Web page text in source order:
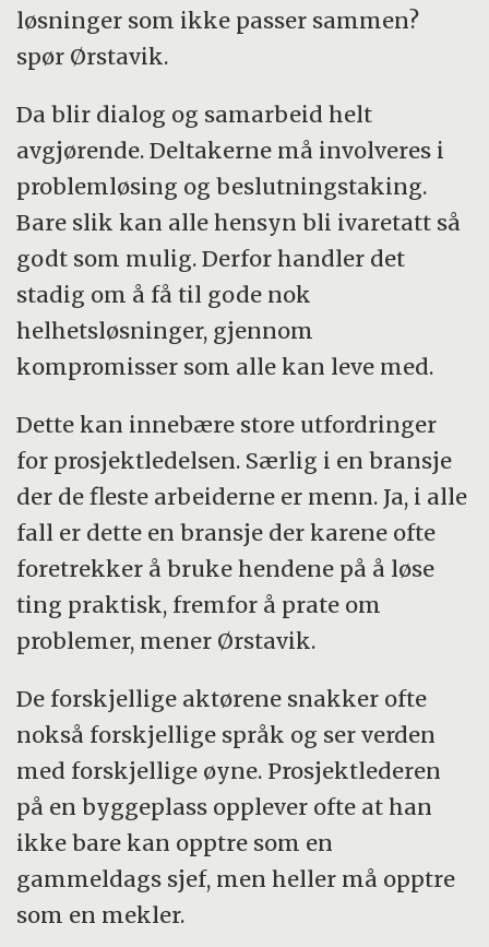
løsninger som ikke passer sammen?
spør Ørstavik.
Da blir dialog og samarbeid helt
avgjørende. Deltakerne må involveres i
problemløsing og beslutningstaking.
Bare slik kan alle hensyn bli ivaretatt så
godt som mulig. Derfor handler det
stadig om å få til gode nok
helhetsløsninger, gjennom
kompromisser som alle kan leve med.
Dette kan innebære store utfordringer
for prosjektledelsen. Særlig i en bransje
der de fleste arbeiderne er menn. Ja, i alle
fall er dette en bransje der karene ofte
foretrekker å bruke hendene på å løse
ting prak­tisk, fremfor å prate om
problemer, men­er Ørstavik.
De forskjellige aktørene snakker ofte
nokså forskjellige språk og ser verden
med forskjellige øyne. Prosjektlederen
på en byggeplass opplever ofte at han
ikke bare kan opptre som en
gammeldags sjef, men heller må opptre
som en mekler.